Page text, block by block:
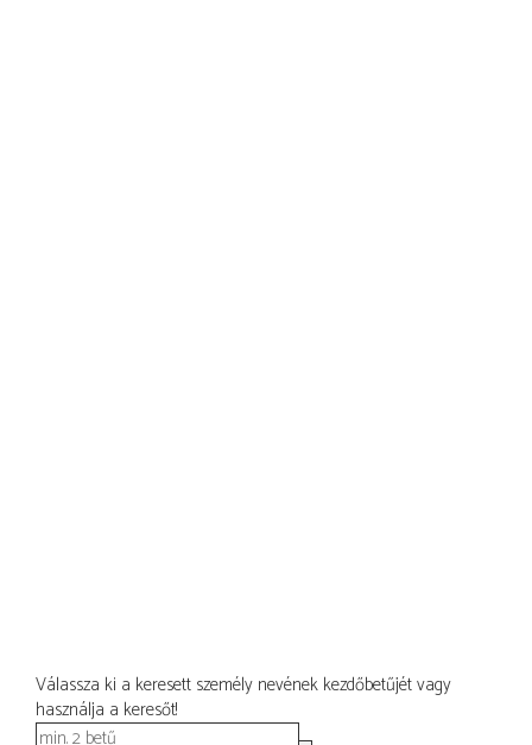
Válassza ki a keresett személy nevének kezdőbetűjét vagy
használja a keresőt!